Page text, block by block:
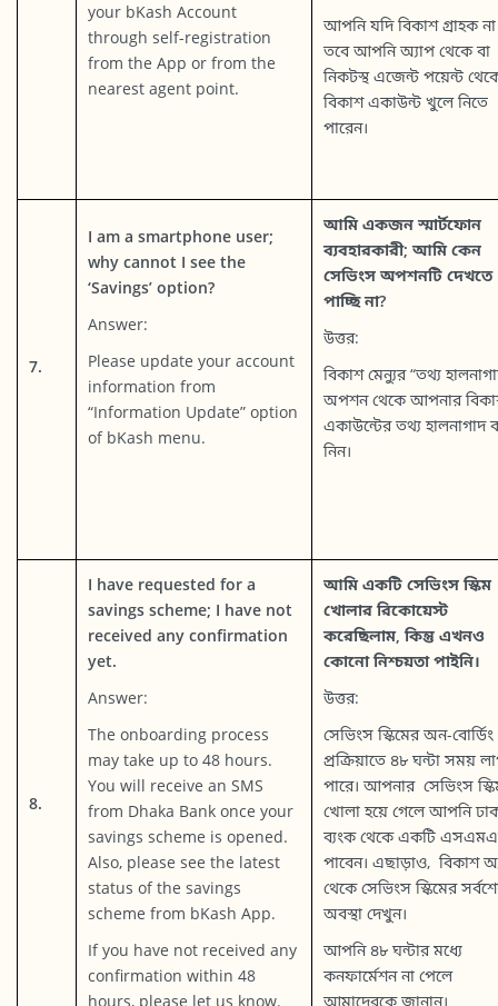
your bKash Account
through self-registration
from the App or from the
nearest agent point.
আপনি যদি বিকাশ গ্রাহক
তবে আপনি অ্যাপ থেকে বা
নিকটস্থ এজেন্ট পয়েন্ট
বিকাশ একাউন্ট খুলে নিতে
পারেন।
7.
I am a smartphone user;
why cannot I see the
‘Savings’ option?
Answer:
Please update your account
information from
“Information Update” option
of bKash menu.
আমি একজন স্মার্টফোন
ব্যবহারকারী; আমি কেন
সেভিংস অপশনটি দেখতে
পাচ্ছি না?
উত্তর:
বিকাশ মেন্যুর “তথ্য
অপশন থেকে আপনার
একাউন্টের তথ্য হালনাগাদ
নিন।
8.
I have requested for a
savings scheme; I have not
received any confirmation
yet.
Answer:
The onboarding process
may take up to 48 hours.
You will receive an SMS
from Dhaka Bank once your
savings scheme is opened.
Also, please see the latest
status of the savings
scheme from bKash App.
If you have not received any
confirmation within 48
hours, please let us know.
আমি একটি সেভিংস স্কিম
খোলার রিকোয়েস্ট
করেছিলাম, কিন্তু এখনও
কোনো নিশ্চয়তা পাইনি।
উত্তর:
সেভিংস স্কিমের অন-বোর্ডিং
প্রক্রিয়াতে ৪৮ ঘন্টা সময়
পারে। আপনার সেভিংস
খোলা হয়ে গেলে আপনি
ব্যংক থেকে একটি
পাবেন। এছাড়াও, বিকাশ
থেকে সেভিংস স্কিমের
অবস্থা দেখুন।
আপনি ৪৮ ঘন্টার মধ্যে
কনফার্মেশন না পেলে
আমাদেরকে জানান।